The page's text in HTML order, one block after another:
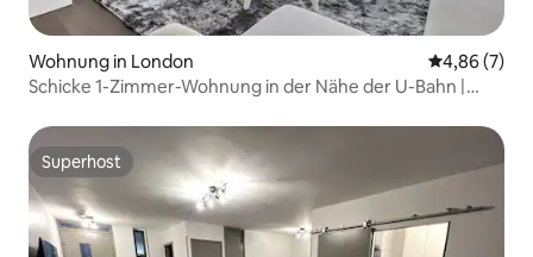
Wohnung in London
4,86 (7)
Schicke 1-Zimmer-Wohnung in der Nähe der U-Bahn |
Superhost
Superhost